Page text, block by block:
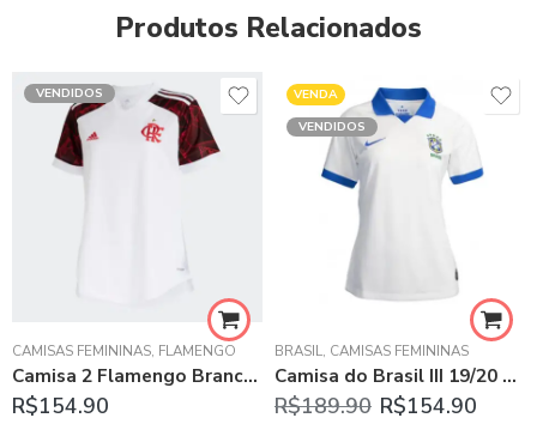
Produtos Relacionados
,LA LIGA ESPANHOLA,REAL MADRID
VENDIDOS
CAMISAS FEMININAS, FLAMENGO
Camisa 2 Flamengo Branca Feminina 21/22
R$154.90
VENDA
VENDIDOS
BRASIL, CAMISAS FEMININAS
Camisa do Brasil III 19/20 Feminina – Branco
R$189.90 R$154.90